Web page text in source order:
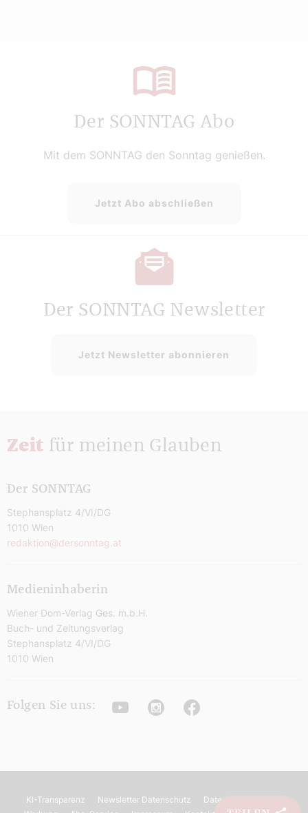
Der SONNTAG Abo
Mit dem SONNTAG den Sonntag genießen.
Jetzt Abo abschließen
Der SONNTAG Newsletter
Jetzt Newsletter abonnieren
Zeit für meinen Glauben
Der SONNTAG
Stephansplatz 4/VI/DG
1010 Wien
redaktion@dersonntag.at
Medieninhaberin
Wiener Dom-Verlag Ges. m.b.H.
Buch- und Zeitungsverlag
Stephansplatz 4/VI/DG
1010 Wien
Folgen Sie uns: YoutubeInstagramFacebook
KI-Transparenz Newsletter Datenschutz Datenschutz